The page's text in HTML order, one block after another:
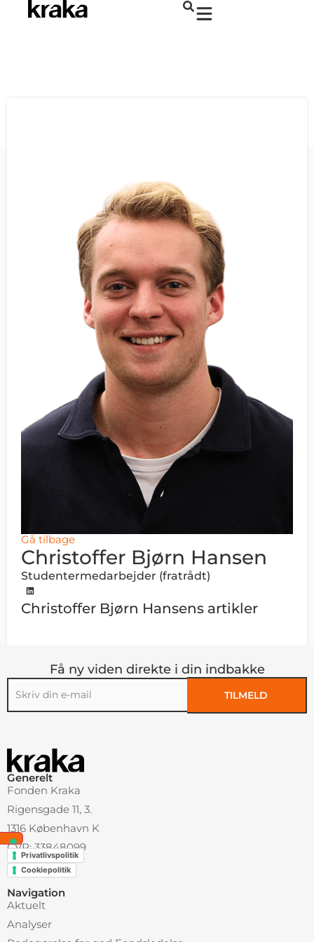
Gå tilbage
Christoffer Bjørn Hansen
Studentermedarbejder (fratrådt)
Christoffer Bjørn Hansens artikler
Få ny viden direkte i din indbakke
TILMELD
Generelt
Fonden Kraka
Rigensgade 11, 3.
1316 København K
CVR: 33848099
Privatlivspolitik
Cookiepolitik
Navigation
Aktuelt
Analyser